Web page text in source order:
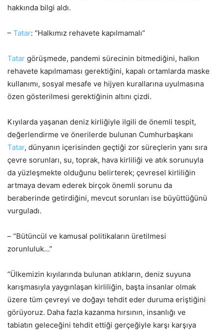
hakkında bilgi aldı.
– Tatar: “Halkımız rehavete kapılmamalı”
Tatar görüşmede, pandemi sürecinin bitmediğini, halkın
rehavete kapılmaması gerektiğini, kapalı ortamlarda maske
kullanımı, sosyal mesafe ve hijyen kurallarına uyulmasına
özen gösterilmesi gerektiğinin altını çizdi.
Kıyılarda yaşanan deniz kirliğiyle ilgili de önemli tespit,
değerlendirme ve önerilerde bulunan Cumhurbaşkanı
Tatar, dünyanın içerisinden geçtiği zor süreçlerin yanı sıra
çevre sorunları, su, toprak, hava kirliliği ve atık sorunuyla
da yüzleşmekte olduğunu belirterek; çevresel kirliliğin
artmaya devam ederek birçok önemli sorunu da
beraberinde getirdiğini, mevcut sorunları ise büyüttüğünü
vurguladı.
– “Bütüncül ve kamusal politikaların üretilmesi
zorunluluk…”
“Ülkemizin kıyılarında bulunan atıkların, deniz suyuna
karışmasıyla yaygınlaşan kirliliğin, başta insanlar olmak
üzere tüm çevreyi ve doğayı tehdit eder duruma eriştiğini
görüyoruz. Daha fazla kazanma hırsının, insanlığı ve
tabiatın geleceğini tehdit ettiği gerçeğiyle karşı karşıya